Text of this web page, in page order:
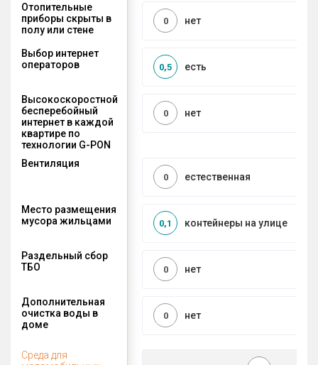
Отопительные
приборы скрыты в
полу или стене
нет
0
Выбор интернет
операторов
есть
0,5
Высокоскоростной
бесперебойный
интернет в каждой
квартире по
технологии G-PON
нет
0
Вентиляция
естественная
0
Место размещения
мусора жильцами
контейнеры на улице
0,1
Раздельный сбор
ТБО
нет
0
Дополнительная
очистка воды в
доме
нет
0
Среда для